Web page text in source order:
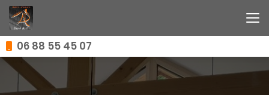
Aller
au
contenu
principal06 88 55 45 07